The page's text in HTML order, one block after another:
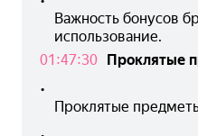
Важность бонусов
использование.
01:47:30
Проклятые
Проклятые